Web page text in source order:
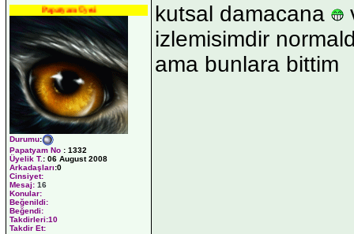
Papatyam Üyesi
Durumu:
Papatyam No : 1332
Üyelik T.: 06 August 2008
Arkadaşları:0
Cinsiyet:
Mesaj: 16
Konular:
Beğenildi:
Beğendi:
Takdirleri:10
Takdir Et:
kutsal damacana
izlemisimdir
ama bunlara bittim